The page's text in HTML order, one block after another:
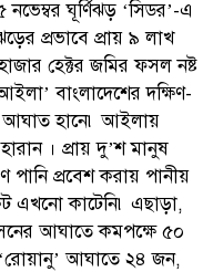
ঘূর্ণিঝড় ‘সিডর’-এ
প্রভাবে প্রায় ৯ লাখ
হেক্টর জমির ফসল নষ্ট
বাংলাদেশের দক্ষিণ-
আঘাত হানে৷ আইলায়
। প্রায় দু’শ মানুষ
পানি প্রবেশ করায় পানীয়
এখনো কাটেনি৷ এছাড়া,
আঘাতে কমপক্ষে ৫০
আঘাতে ২৪ জন,